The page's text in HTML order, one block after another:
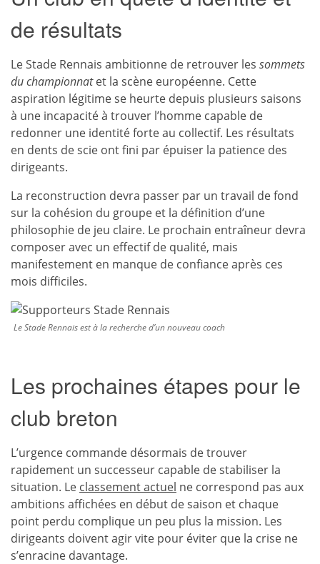
de résultats
Le Stade Rennais ambitionne de retrouver les sommets
du championnatet la scène européenne. Cette
aspiration légitime se heurte depuis plusieurs saisons
à une incapacité à trouver l’homme capable de
redonner une identité forte au collectif. Les résultats
en dents de scie ont fini par épuiser la patience des
dirigeants.
La reconstruction devra passer par un travail de fond
sur la cohésion du groupe et la définition d’une
philosophie de jeu claire. Le prochain entraîneur devra
composer avec un effectif de qualité, mais
manifestement en manque de confiance après ces
mois difficiles.
Le Stade Rennais est à la recherche d’un nouveau coach
Les prochaines étapes pour le
club breton
L’urgence commande désormais de trouver
rapidement un successeur capable de stabiliser la
situation. Le classement actuel ne correspond pas aux
ambitions affichées en début de saison et chaque
point perdu complique un peu plus la mission. Les
dirigeants doivent agir vite pour éviter que la crise ne
s’enracine davantage.